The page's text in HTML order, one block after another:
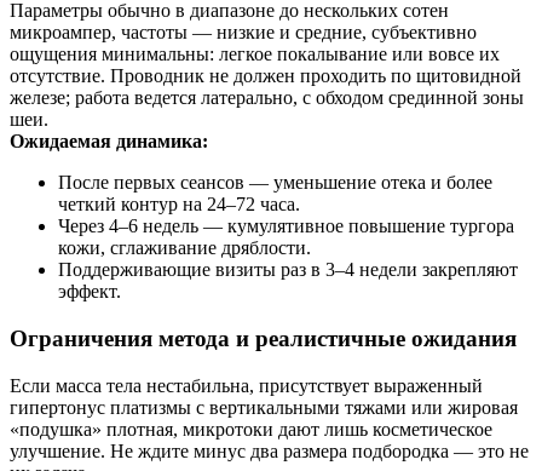
Параметры обычно в диапазоне до нескольких сотен
микроампер, частоты — низкие и средние, субъективно
ощущения минимальны: легкое покалывание или вовсе их
отсутствие. Проводник не должен проходить по щитовидной
железе; работа ведется латерально, с обходом срединной зоны
шеи.
Ожидаемая динамика:
После первых сеансов — уменьшение отека и более
четкий контур на 24–72 часа.
Через 4–6 недель — кумулятивное повышение тургора
кожи, сглаживание дряблости.
Поддерживающие визиты раз в 3–4 недели закрепляют
эффект.
Ограничения метода и реалистичные ожидания
Если масса тела нестабильна, присутствует выраженный
гипертонус платизмы с вертикальными тяжами или жировая
«подушка» плотная, микротоки дают лишь косметическое
улучшение. Не ждите минус два размера подбородка — это не